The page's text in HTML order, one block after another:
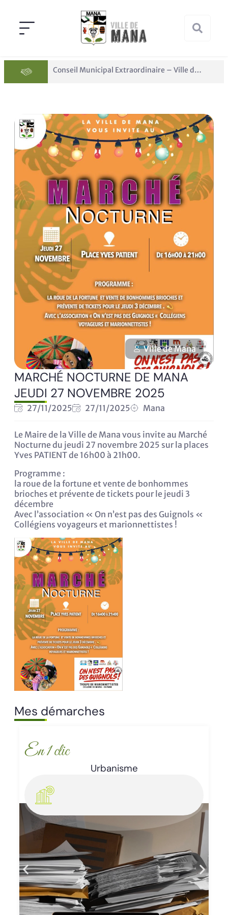
Conseil Municipal Extraordinaire – Ville de Mana du 05 juin 2026 Panne des réseaux Orange sur le territoire de Mana
Ville de Mana
MARCHÉ NOCTURNE DE MANA
JEUDI 27 NOVEMBRE 2025
27/11/2025 27/11/2025 Mana
Le Maire de la Ville de Mana vous invite au Marché
Nocturne du jeudi 27 novembre 2025 sur la places
Yves PATIENT de 16h00 à 21h00.
Programme :
la roue de la fortune et vente de bonhommes
brioches et prévente de tickets pour le jeudi 3
décembre
Avec l’association « On n’est pas des Guignols «
Collégiens voyageurs et marionnettistes !
Mes démarches
En 1 clic
Enlèvement d’épaves